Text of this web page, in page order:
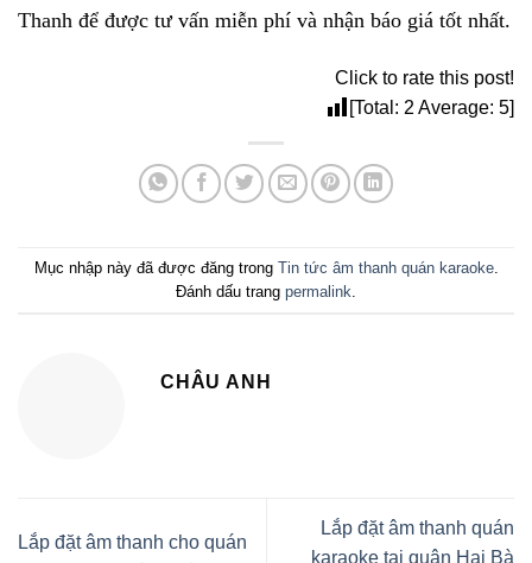
Thanh để được tư vấn miễn phí và nhận báo giá tốt nhất.
Click to rate this post!
[Total: 2 Average: 5]
Mục nhập này đã được đăng trong Tin tức âm thanh quán karaoke.
Đánh dấu trang permalink
CHÂU ANH
Lắp đặt âm thanh cho quán
Lắp đặt âm thanh quán
karaoke tại quận Hai Bà